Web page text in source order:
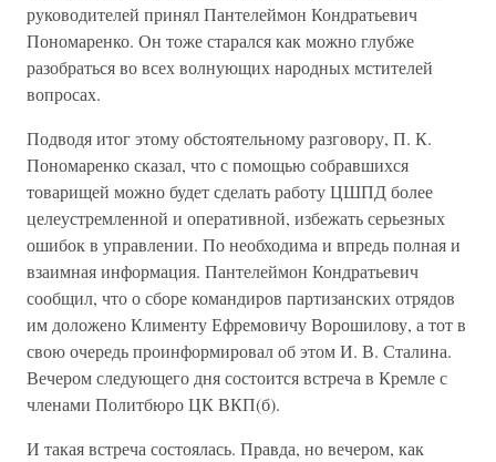
руководителей принял Пантелеймон Кондратьевич
Пономаренко. Он тоже старался как можно глубже
разобраться во всех волнующих народных мстителей
вопросах.
Подводя итог этому обстоятельному разговору, П. К.
Пономаренко сказал, что с помощью собравшихся
товарищей можно будет сделать работу ЦШПД более
целеустремленной и оперативной, избежать серьезных
ошибок в управлении. По необходима и впредь полная и
взаимная информация. Пантелеймон Кондратьевич
сообщил, что о сборе командиров партизанских отрядов
им доложено Клименту Ефремовичу Ворошилову, а тот в
свою очередь проинформировал об этом И. В. Сталина.
Вечером следующего дня состоится встреча в Кремле с
членами Политбюро ЦК ВКП(б).
И такая встреча состоялась. Правда, но вечером, как